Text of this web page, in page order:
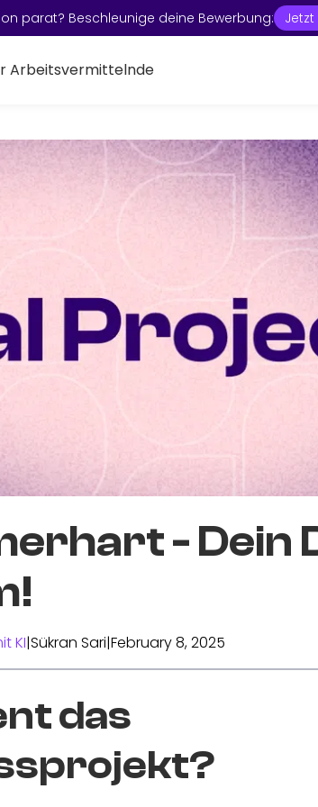
parat? Beschleunige deine Bewerbung:
Arbeitsvermittelnde
- Dein
KI|Sükran Sari|February 8, 2025
das